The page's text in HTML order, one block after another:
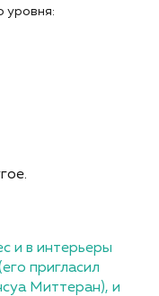
уровня:
и в интерьеры
пригласил
Миттеран), и